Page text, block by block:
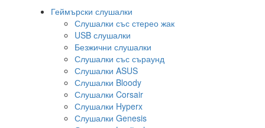
Геймърски слушалки
Слушалки със стерео жак
USB слушалки
Безжични слушалки
Слушалки със съраунд
Слушалки ASUS
Слушалки Bloody
Слушалки Corsair
Слушалки Hyperx
Слушалки Genesis